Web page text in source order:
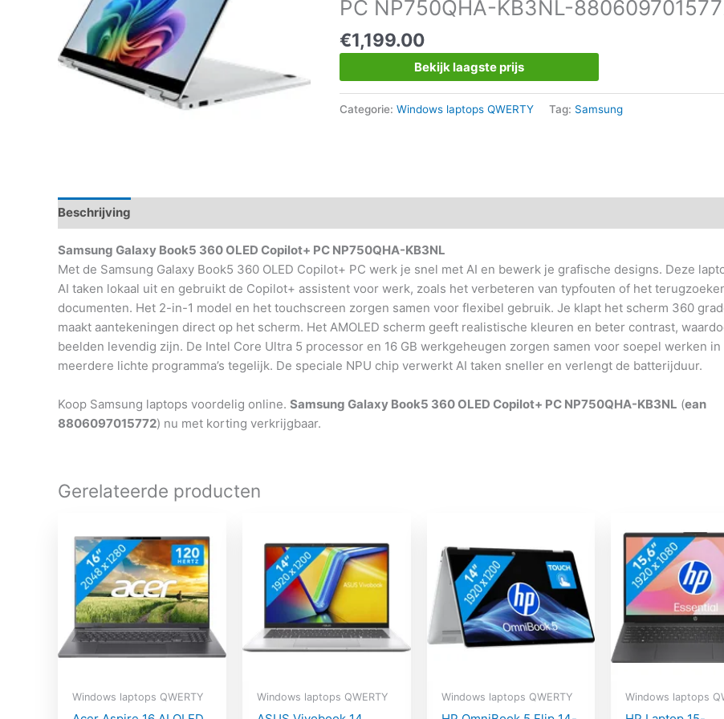
PC NP750QHA-KB3NL-
€1,199.00
Bekijk laagste prijs
Categorie: Windows laptops QWERTY Tag: Samsung
Beschrijving
Samsung Galaxy Book5 360 OLED Copilot+ PC NP750QHA-KB3NL
Met de Samsung Galaxy Book5 360 OLED Copilot+ PC werk je snel met AI en bewerk je grafische designs. Deze
AI taken lokaal uit en gebruikt de Copilot+ assistent voor werk, zoals het verbeteren van typfouten of het
documenten. Het 2-in-1 model en het touchscreen zorgen samen voor flexibel gebruik. Je klapt het scherm 360
maakt aantekeningen direct op het scherm. Het AMOLED scherm geeft realistische kleuren en beter contrast,
beelden levendig zijn. De Intel Core Ultra 5 processor en 16 GB werkgeheugen zorgen samen voor soepel werken in
meerdere lichte programma’s tegelijk. De speciale NPU chip verwerkt AI taken sneller en verlengt de batterijduur.
Koop Samsung laptops voordelig online. Samsung Galaxy Book5 360 OLED Copilot+ PC NP750QHA-KB3NL (ean
8806097015772) nu met korting verkrijgbaar.
Gerelateerde producten
Windows laptops QWERTY Windows laptops QWERTY Windows laptops QWERTY Windows laptops